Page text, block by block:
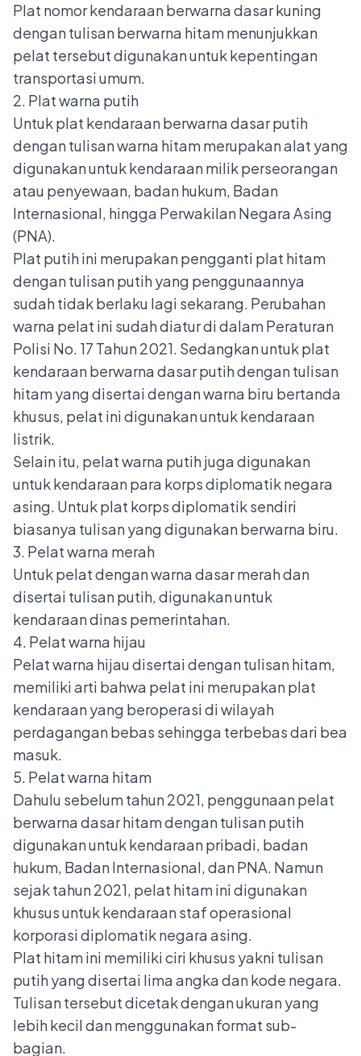
Plat nomor kendaraan berwarna dasar kuning
dengan tulisan berwarna hitam menunjukkan
pelat tersebut digunakan untuk kepentingan
transportasi umum.
2. Plat warna putih
Untukplat kendaraan berwarna dasar putih
dengan tulisan warna hitam merupakan alat yang
digunakan untuk kendaraan milik perseorangan
atau penyewaan, badan hukum, Badan
Internasional, hingga Perwakilan Negara Asing
(PNA).
Plat putih ini merupakan pengganti plat hitam
dengan tulisan putih yang penggunaannya
sudah tidak berlaku lagi sekarang. Perubahan
warna pelat ini sudah diatur di dalam Peraturan
Polisi No. 17 Tahun 2021. Sedangkan untuk plat
kendaraan berwarna dasar putih dengan tulisan
hitam yang disertai dengan warna biru bertanda
khusus, pelat ini digunakan untuk kendaraan
listrik.
Selain itu, pelat warna putih juga digunakan
untuk kendaraan para korps diplomatik negara
asing. Untuk plat korps diplomatik sendiri
biasanya tulisan yang digunakan berwarna biru.
3. Pelat warna merah
Untuk pelat dengan warna dasar merah dan
disertai tulisan putih, digunakan untuk
kendaraan dinas pemerintahan.
4. Pelat warna hijau
Pelat warna hijau disertai dengan tulisan hitam,
memiliki arti bahwa pelat ini merupakan plat
kendaraan yang beroperasi di wilayah
perdagangan bebas sehingga terbebas dari bea
masuk.
5. Pelat warna hitam
Dahulu sebelum tahun 2021, penggunaan pelat
berwarna dasar hitam dengan tulisan putih
digunakan untuk kendaraan pribadi, badan
hukum, Badan Internasional, dan PNA. Namun
sejak tahun 2021, pelat hitam ini digunakan
khusus untuk kendaraan staf operasional
korporasi diplomatik negara asing.
Plat hitam ini memiliki ciri khusus yakni tulisan
putih yang disertai lima angka dan kode negara.
Tulisan tersebut dicetak dengan ukuran yang
lebih kecil dan menggunakan format sub-
bagian.